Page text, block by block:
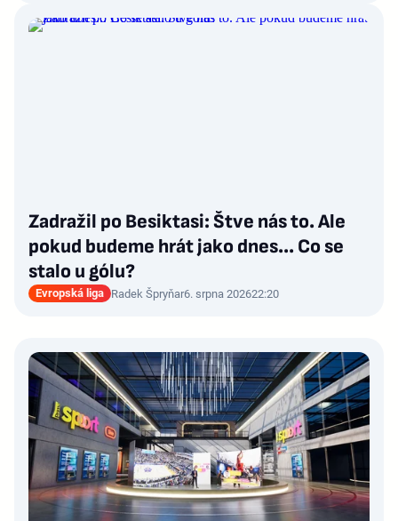
Zadražil po Besiktasi: Štve nás to. Ale
pokud budeme hrát jako dnes... Co se
stalo u gólu?
Evropská liga Radek Špryňar6. srpna 202622:20